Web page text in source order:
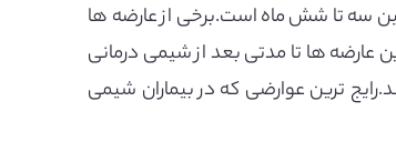
سه تا شش ماه است.برخی از عارضه ها
ها تا مدتی بعد از شیمی درمانی
ترین عوارضی که در بیماران شیمی